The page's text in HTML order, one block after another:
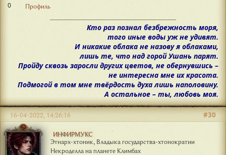
0 Профиль
Кто раз познал безбрежность моря,
того иные воды уж не удивят.
И никакие облака не назову я облаками,
лишь те, что над горой Ушань парят.
Пройду сквозь заросли других цветов, не обернувшись –
не интересна мне их красота.
Подмогой в том мне твёрдость духа лишь наполовину.
А остальное – ты, любовь моя.
ИНФИРМУКС
Этнарх-хтоник, Владыка государства-хтонократии
Некроделла на планете Климбах
#30
16-04-2022, 14:26:16